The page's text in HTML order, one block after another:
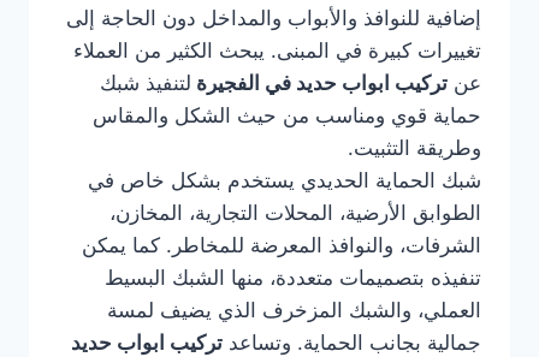
إضافية للنوافذ والأبواب والمداخل دون الحاجة إلى
تغييرات كبيرة في المبنى. يبحث الكثير من العملاء
عن تركيب ابواب حديد في الفجيرة لتنفيذ شبك
حماية قوي ومناسب من حيث الشكل والمقاس
وطريقة التثبيت.
شبك الحماية الحديدي يستخدم بشكل خاص في
الطوابق الأرضية، المحلات التجارية، المخازن،
الشرفات، والنوافذ المعرضة للمخاطر. كما يمكن
تنفيذه بتصميمات متعددة، منها الشبك البسيط
العملي، والشبك المزخرف الذي يضيف لمسة
جمالية بجانب الحماية. وتساعد تركيب ابواب حديد